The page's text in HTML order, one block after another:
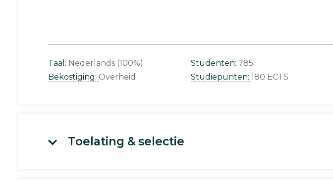
Taal: Nederlands (100%)
Bekostiging: Overheid
Studenten: 785
Studiepunten: 180 ECTS
Toelating & selectie